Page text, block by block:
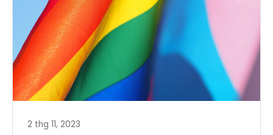
2 thg 11, 2023